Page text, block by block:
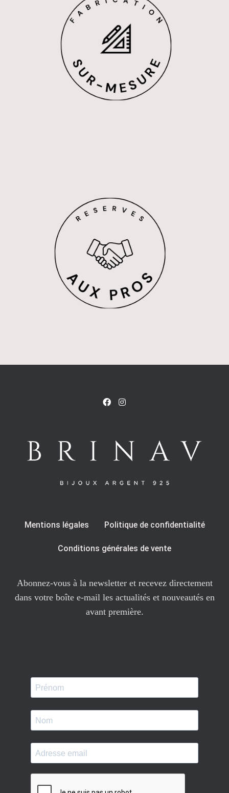
Mentions légales Politique de confidentialité
Conditions générales de vente
Abonnez-vous à la newsletter et recevez directement
dans votre boîte e-mail les actualités et nouveautés en
avant première.